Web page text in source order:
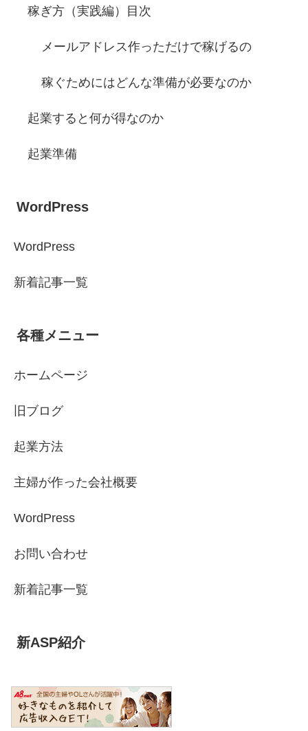
稼ぎ方（実践編）目次
メールアドレス作っただけで稼げるの
稼ぐためにはどんな準備が必要なのか
起業すると何が得なのか
起業準備
WordPress
WordPress
新着記事一覧
各種メニュー
ホームページ
旧ブログ
起業方法
主婦が作った会社概要
WordPress
お問い合わせ
新着記事一覧
新ASP紹介